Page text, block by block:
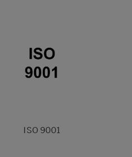
ISO 9001